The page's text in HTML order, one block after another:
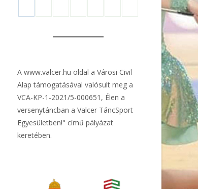
A www.valcer.hu oldal a Városi Civil
Alap támogatásával valósult meg a
VCA-KP-1-2021/5-000651, Élen a
versenytáncban a Valcer TáncSport
Egyesületben!" című pályázat
keretében.